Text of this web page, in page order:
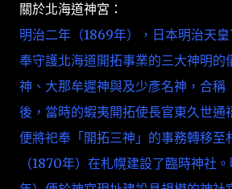
關於北海道神宮：
明治二年（1869年），日本明治天
奉守護北海道開拓事業的三大神明的
神、大那牟遲神與及少彥名神，合稱
後，當時的蝦夷開拓使長官東久世通
便將祀奉「開拓三神」的事務轉移至
（1870年）在札幌建設了臨時神社